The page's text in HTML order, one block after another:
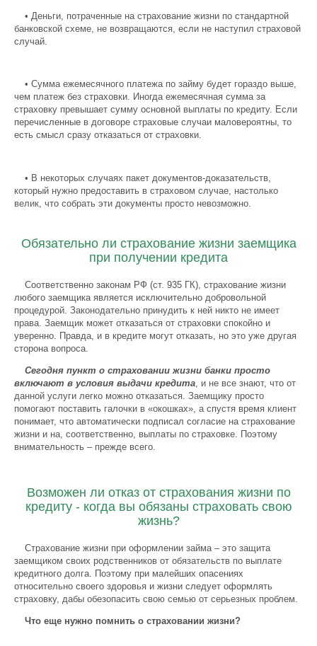
• Деньги, потраченные на страхование жизни по стандартной
банковской схеме, не возвращаются, если не наступил страховой
случай.
• Сумма ежемесячного платежа по займу будет гораздо выше,
чем платеж без страховки. Иногда ежемесячная сумма за
страховку превышает сумму основной выплаты по кредиту. Если
перечисленные в договоре страховые случаи маловероятны, то
есть смысл сразу отказаться от страховки.
• В некоторых случаях пакет документов-доказательств,
который нужно предоставить в страховом случае, настолько
велик, что собрать эти документы просто невозможно.
Обязательно ли страхование жизни заемщика
при получении кредита
Соответственно законам РФ (ст. 935 ГК), страхование жизни
любого заемщика является исключительно добровольной
процедурой. Законодательно принудить к ней никто не имеет
права. Заемщик может отказаться от страховки спокойно и
уверенно. Правда, и в кредите могут отказать, но это уже другая
сторона вопроса.
Сегодня пункт о страховании жизни банки просто
включают в условия выдачи кредита, и не все знают, что от
данной услуги легко можно отказаться. Заемщику просто
помогают поставить галочки в «окошках», а спустя время клиент
понимает, что автоматически подписал согласие на страхование
жизни и на, соответственно, выплаты по страховке. Поэтому
внимательность – прежде всего.
Возможен ли отказ от страхования жизни по
кредиту - когда вы обязаны страховать свою
жизнь?
Страхование жизни при оформлении займа – это защита
заемщиком своих родственников от обязательств по выплате
кредитного долга. Поэтому при малейших опасениях
относительно своего здоровья и жизни следует оформлять
страховку, дабы обезопасить свою семью от серьезных проблем.
Что еще нужно помнить о страховании жизни?